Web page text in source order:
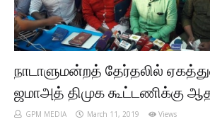
நாடாளுமன்றத் தேர்தலில்
ஜமாஅத் திமுக கூட்டணிக்கு
GPM MEDIA March 11, 2019 Views